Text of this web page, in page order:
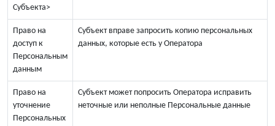
Субъекта>
Право на
доступ к
Персональным
данным
Субъект вправе запросить копию персональных
данных, которые есть у Оператора
Право на
уточнение
Персональных
Субъект может попросить Оператора исправить
неточные или неполные Персональные данные